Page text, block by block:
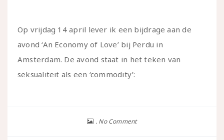
Op vrijdag 14 april lever ik een bijdrage aan de
avond ‘An Economy of Love’ bij Perdu in
Amsterdam. De avond staat in het teken van
seksualiteit als een ‘commodity’:
No Comment